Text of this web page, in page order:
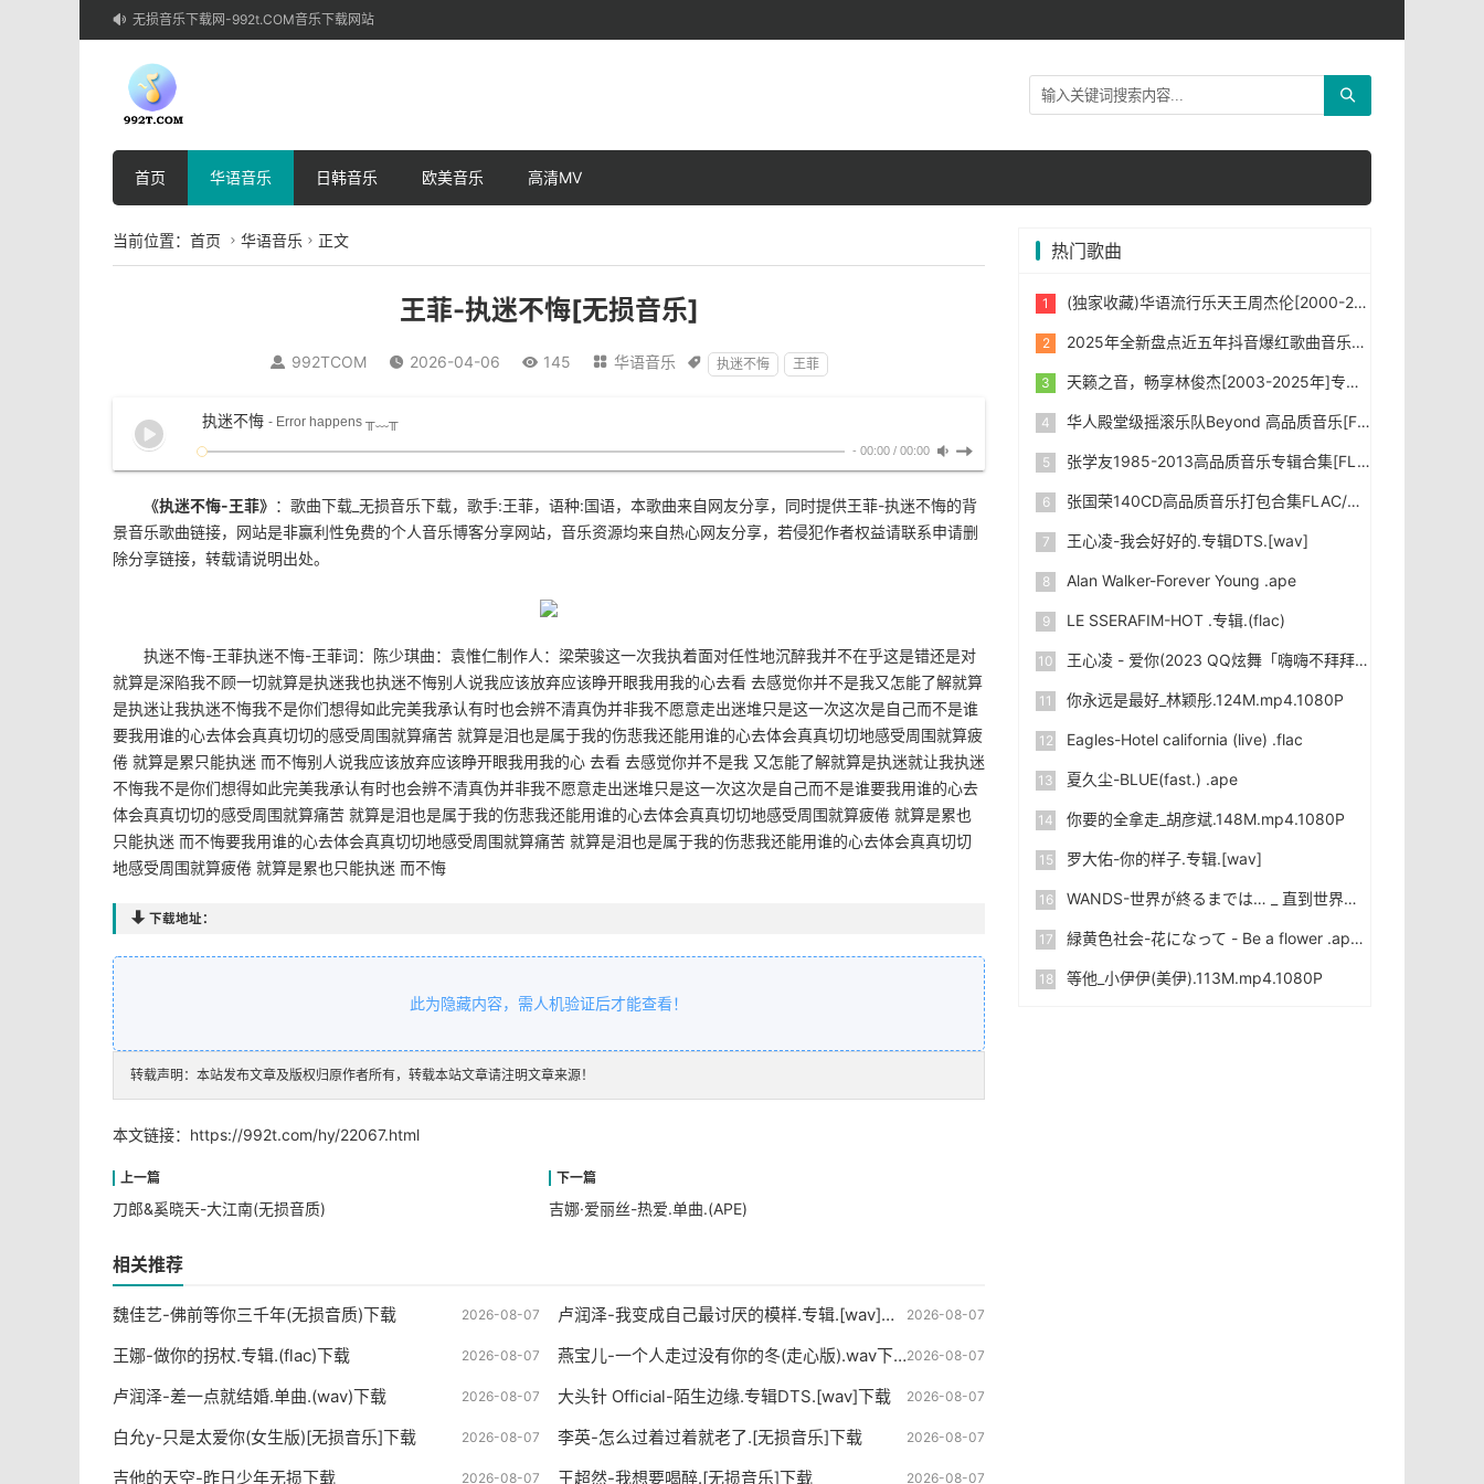
 无损音乐下载网-992t.COM音乐下载网站
首页 华语音乐 日韩音乐 欧美音乐 高清MV
当前位置： 首页  华语音乐  正文
王菲-执迷不悔[无损音乐]
 992TCOM  2026-04-06  145  华语音乐  执迷不悔 王菲
执迷不悔 - Error happens ╥﹏╥
- 00:00 / 00:00
《执迷不悔-王菲》 ：歌曲下载_无损音乐下载，歌手:王菲，语种:国语，本歌曲来自网友分享，同时提供王菲-执迷不悔的背
景音乐歌曲链接，网站是非赢利性免费的个人音乐博客分享网站，音乐资源均来自热心网友分享，若侵犯作者权益请联系申请删
除分享链接，转载请说明出处。
执迷不悔-王菲执迷不悔-王菲词：陈少琪曲：袁惟仁制作人：梁荣骏这一次我执着面对任性地沉醉我并不在乎这是错还是对
就算是深陷我不顾一切就算是执迷我也执迷不悔别人说我应该放弃应该睁开眼我用我的心去看 去感觉你并不是我又怎能了解就算
是执迷让我执迷不悔我不是你们想得如此完美我承认有时也会辨不清真伪并非我不愿意走出迷堆只是这一次这次是自己而不是谁
要我用谁的心去体会真真切切的感受周围就算痛苦 就算是泪也是属于我的伤悲我还能用谁的心去体会真真切切地感受周围就算疲
倦 就算是累只能执迷 而不悔别人说我应该放弃应该睁开眼我用我的心 去看 去感觉你并不是我 又怎能了解就算是执迷就让我执迷
不悔我不是你们想得如此完美我承认有时也会辨不清真伪并非我不愿意走出迷堆只是这一次这次是自己而不是谁要我用谁的心去
体会真真切切的感受周围就算痛苦 就算是泪也是属于我的伤悲我还能用谁的心去体会真真切切地感受周围就算疲倦 就算是累也
只能执迷 而不悔要我用谁的心去体会真真切切地感受周围就算痛苦 就算是泪也是属于我的伤悲我还能用谁的心去体会真真切切
地感受周围就算疲倦 就算是累也只能执迷 而不悔
 下载地址：
此为隐藏内容，需人机验证后才能查看！
转载声明：本站发布文章及版权归原作者所有，转载本站文章请注明文章来源！
本文链接： https://992t.com/hy/22067.html
刀郎&奚晓天-大江南(无损音质) 吉娜·爱丽丝-热爱.单曲.(APE)
相关推荐
2026-08-07
魏佳艺-佛前等你三千年(无损音质)下载 2026-08-07
卢润泽-我变成自己最讨厌的模样.专辑.[wav]下载
2026-08-07
王娜-做你的拐杖.专辑.(flac)下载 2026-08-07
燕宝儿-一个人走过没有你的冬(走心版).wav下载
2026-08-07
卢润泽-差一点就结婚.单曲.(wav)下载 2026-08-07
大头针 Official-陌生边缘.专辑DTS.[wav]下载
2026-08-07
白允y-只是太爱你(女生版)[无损音乐]下载 2026-08-07
李英-怎么过着过着就老了.[无损音乐]下载
2026-08-07
吉他的天空-昨日少年无损下载 2026-08-07
王超然-我想要喝醉.[无损音乐]下载
热门歌曲
(独家收藏)华语流行乐天王周杰伦[2000-2025年]所有专辑音乐[无损FLAC/WAV/MP3]合集下载
2025年全新盘点近五年抖音爆红歌曲音乐共1431首，首首令人如痴如醉。
天籁之音，畅享林俊杰[2003-2025年]专辑打包合集 [无损FLAC/WAV/MP3] 下载
华人殿堂级摇滚乐队Beyond 高品质音乐[FLAC+MP3/Kbps]合集
张学友1985-2013高品质音乐专辑合集[FLAC/WAV/MP3]下载
张国荣140CD高品质音乐打包合集FLAC/WAV/MP3]下载
王心凌-我会好好的.专辑DTS.[wav]
Alan Walker-Forever Young .ape
LE SSERAFIM-HOT .专辑.(flac)
王心凌 - 爱你(2023 QQ炫舞「嗨嗨不拜拜」十五周年特别节目现场)MV
你永远是最好_林颖彤.124M.mp4.1080P
Eagles-Hotel california (live) .flac
夏久尘-BLUE(fast.) .ape
你要的全拿走_胡彦斌.148M.mp4.1080P
罗大佑-你的样子.专辑.[wav]
WANDS-世界が終るまでは… _ 直到世界尽头 .flac
緑黄色社会-花になって - Be a flower .ape
等他_小伊伊(美伊).113M.mp4.1080P